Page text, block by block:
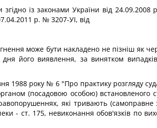
із законами України від
р. № 3207-УІ, від
може бути накладено не пізніш як
його виявлення, за винятком
1988 року № 6 "Про практику розгляду
(посадовою особою) встановленого
які тривають
- ст. 175, невиконання обов'язків по